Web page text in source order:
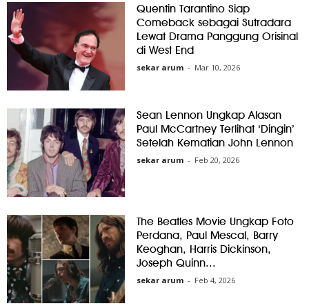
Quentin Tarantino Siap
Comeback sebagai Sutradara
Lewat Drama Panggung Orisinal
di West End
sekar arum - Mar 10, 2026
Sean Lennon Ungkap Alasan
Paul McCartney Terlihat ‘Dingin’
Setelah Kematian John Lennon
sekar arum - Feb 20, 2026
The Beatles Movie Ungkap Foto
Perdana, Paul Mescal, Barry
Keoghan, Harris Dickinson,
Joseph Quinn...
sekar arum - Feb 4, 2026